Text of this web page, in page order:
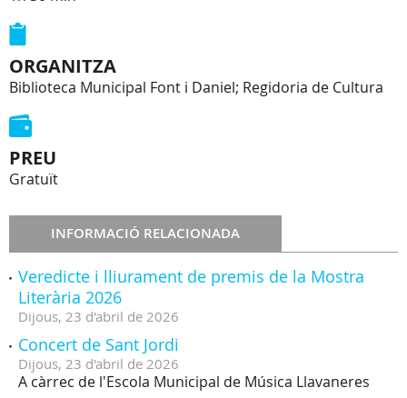
ORGANITZA
Biblioteca Municipal Font i Daniel; Regidoria de Cultura
PREU
Gratuït
INFORMACIÓ RELACIONADA
Veredicte i lliurament de premis de la Mostra
Literària 2026
Dijous, 23 d'abril de 2026
Concert de Sant Jordi
Dijous, 23 d'abril de 2026
A càrrec de l'Escola Municipal de Música Llavaneres